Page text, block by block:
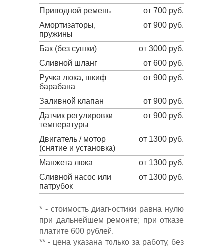
Приводной ремень
от 700 руб.
Амортизаторы,
пружины
от 900 руб.
Бак (без сушки)
от 3000 руб.
Сливной шланг
от 600 руб.
Ручка люка, шкиф
барабана
от 900 руб.
Заливной клапан
от 900 руб.
Датчик регулировки
температуры
от 900 руб.
Двигатель / мотор
(снятие и установка)
от 1300 руб.
Манжета люка
от 1300 руб.
Сливной насос или
патрубок
от 1300 руб.
* - стоимость диагностики равна нулю
при дальнейшем ремонте; при отказе
платите 600 рублей.
** - цена указана только за работу, без